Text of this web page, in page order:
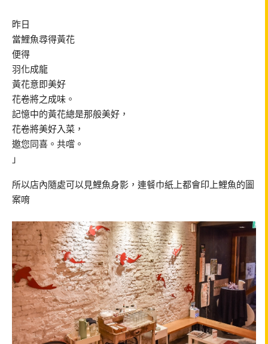
昨日
當鯉魚尋得黃花
便得
羽化成龍
黃花意即美好
花卷將之成味。
記憶中的黃花總是那般美好，
花卷將美好入菜，
邀您同喜。共嚐。
」
所以店內隨處可以見鯉魚身影，連餐巾紙上都會印上鯉魚的圖
案唷